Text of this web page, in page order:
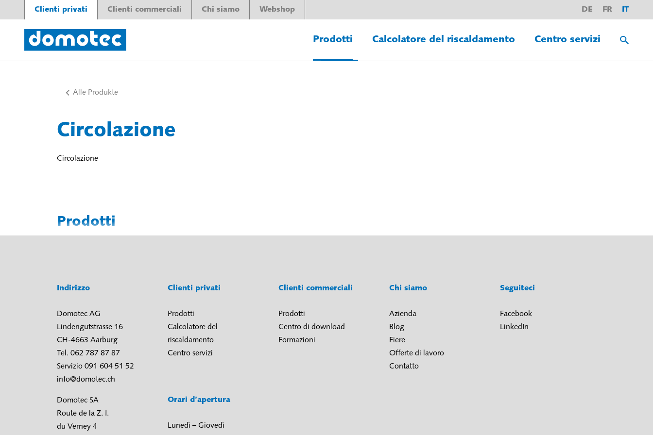
Clienti privati Clienti commerciali Chi siamo Webshop DE FR IT
Prodotti Calcolatore del riscaldamento Centro servizi
Alle Produkte
Circolazione
Circolazione
Prodotti
Indirizzo
Domotec AG
Lindengutstrasse 16
CH-4663 Aarburg
Tel. 062 787 87 87
Servizio 091 604 51 52
info@domotec.ch
Domotec SA
Route de la Z. I.
du Verney 4
Clienti privati
Prodotti
Calcolatore del
riscaldamento
Centro servizi
Orari d’apertura
Lunedì – Giovedì
Clienti commerciali
Prodotti
Centro di download
Formazioni
Chi siamo
Azienda
Blog
Fiere
Offerte di lavoro
Contatto
Seguiteci
Facebook
LinkedIn